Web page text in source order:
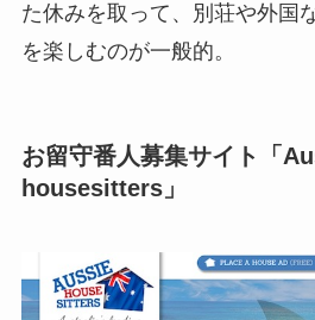
た休みを取って、別荘や外国
を楽しむのが一般的。
お留守番人募集サイト「
housesitters」